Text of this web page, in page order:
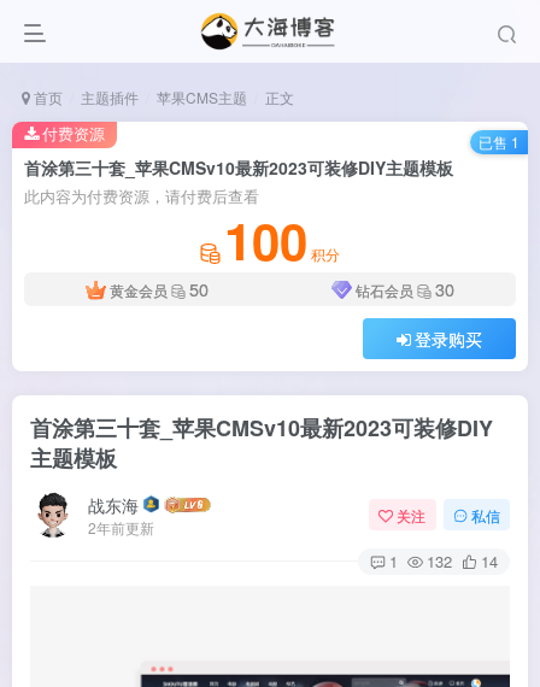
首页 主题插件 苹果CMS主题 正文
首涂第三十套_苹果CMSv10最新2023可装修DIY主题模板
此内容为付费资源，请付费后查看
100 积分
黄金会员
50 钻石会员 30
登录购买
付费资源 已售 1
首涂第三十套_苹果CMSv10最新2023可装修DIY
主题模板
战东海
2年前更新
关注 私信
1 132 14